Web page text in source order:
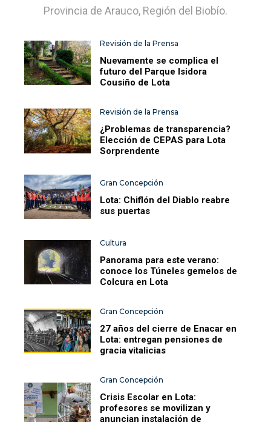
Provincia de Arauco, Región del Biobío.
Revisión de la Prensa
Nuevamente se complica el
futuro del Parque Isidora
Cousiño de Lota
Revisión de la Prensa
¿Problemas de transparencia?
Elección de CEPAS para Lota
Sorprendente
Gran Concepción
Lota: Chiflón del Diablo reabre
sus puertas
Cultura
Panorama para este verano:
conoce los Túneles gemelos de
Colcura en Lota
Gran Concepción
27 años del cierre de Enacar en
Lota: entregan pensiones de
gracia vitalicias
Gran Concepción
Crisis Escolar en Lota:
profesores se movilizan y
anuncian instalación de